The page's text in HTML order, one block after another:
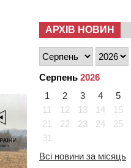
АРХІВ НОВИН
Серпень 2026
1
2 3 4 5
11
12 13 14 15
21
22 23 24 25
31
Всі новини за місяць